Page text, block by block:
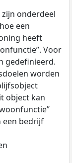
onderdeel
een
heeft
Voor
gedefinieerd.
worden
object kan
een bedrijf